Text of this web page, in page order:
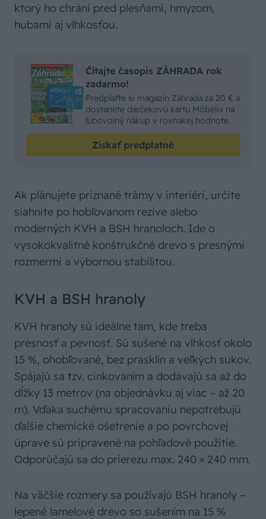
ktorý ho chráni pred plesňami, hmyzom,
hubami aj vlhkosťou.
Čítajte časopis ZÁHRADA rok
zadarmo!
Predplaťte si magazín Záhrada za 20 € a
dostanete darčekovú kartu Möbelix na
ľubovolný nákup v rovnakej hodnote.
Získať predplatné
Ak plánujete priznané trámy v interiéri, určite
siahnite po hobľovanom rezive alebo
moderných KVH a BSH hranoloch. Ide o
vysokokvalitné konštrukčné drevo s presnými
rozmermi a výbornou stabilitou.
KVH a BSH hranoly
KVH hranoly sú ideálne tam, kde treba
presnosť a pevnosť. Sú sušené na vlhkosť okolo
15 %, ohobľované, bez prasklín a veľkých sukov.
Spájajú sa tzv. cinkovaním a dodávajú sa až do
dĺžky 13 metrov (na objednávku aj viac – až 20
m). Vďaka suchému spracovaniu nepotrebujú
ďalšie chemické ošetrenie a po povrchovej
úprave sú pripravené na pohľadové použitie.
Odporúčajú sa do prierezu max. 240 × 240 mm.
Na väčšie rozmery sa používajú BSH hranoly –
lepené lamelové drevo so sušením na 15 %